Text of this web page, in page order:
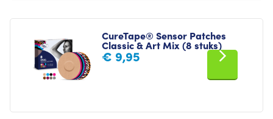
CureTape® Sensor Patches
Classic & Art Mix (8 stuks)
€ 9,95